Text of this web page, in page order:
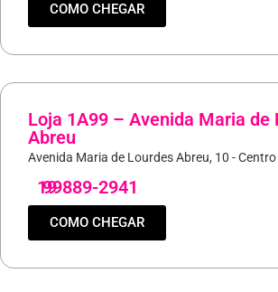
COMO CHEGAR
Loja 1A99 – Avenida Maria de
Abreu
Avenida Maria de Lourdes Abreu, 10 -
19
99889-2941
COMO CHEGAR